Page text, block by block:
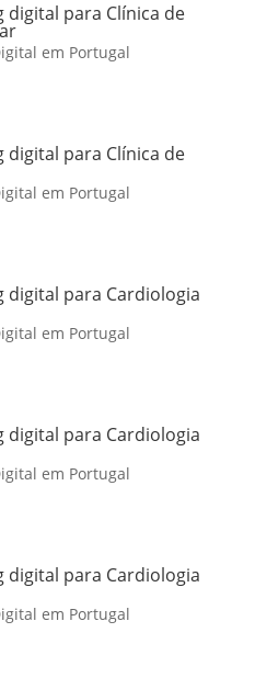
digital para Clínica de
em Portugal
digital para Clínica de
em Portugal
digital para Cardiologia
em Portugal
digital para Cardiologia
em Portugal
digital para Cardiologia
em Portugal